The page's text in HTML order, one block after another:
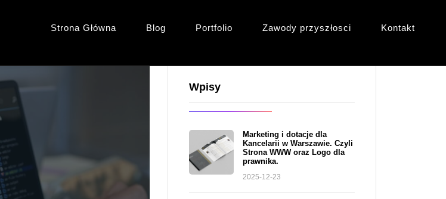
Strona Główna Blog Portfolio Zawody przyszłosci Kontakt
Wpisy
Marketing i dotacje dla
Kancelarii w Warszawie. Czyli
Strona WWW oraz Logo dla
prawnika.
2025-12-23